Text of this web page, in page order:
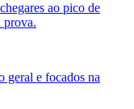
ao pico de
prova.
geral e focados na